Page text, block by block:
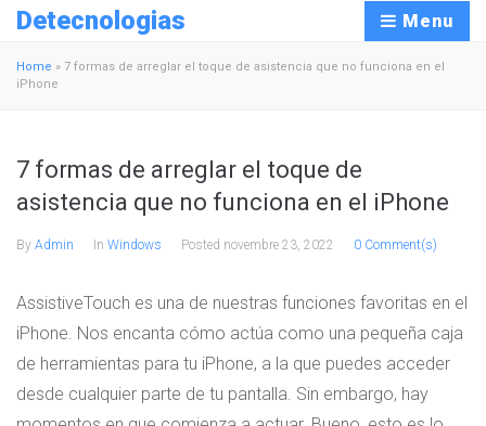
Detecnologias Menu
Home » 7 formas de arreglar el toque de asistencia que no funciona en el
iPhone
7 formas de arreglar el toque de
asistencia que no funciona en el iPhone
By Admin In Windows Posted novembre 23, 2022 0 Comment(s)
AssistiveTouch es una de nuestras funciones favoritas en el
iPhone. Nos encanta cómo actúa como una pequeña caja
de herramientas para tu iPhone, a la que puedes acceder
desde cualquier parte de tu pantalla. Sin embargo, hay